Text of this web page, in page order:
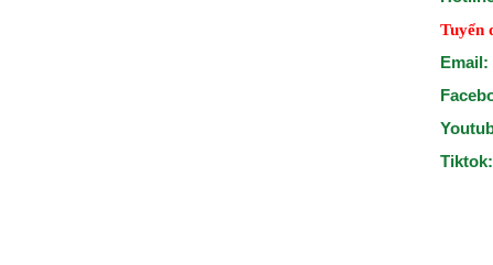
Tuyển
Email: